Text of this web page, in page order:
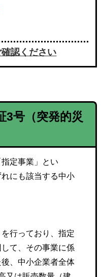
認ください
3号 （突発的災
定事業」とい
にも該当する中小
行っており、指定
て、その事業に係
、中小企業者全体